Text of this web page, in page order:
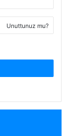
Unuttunuz mu?